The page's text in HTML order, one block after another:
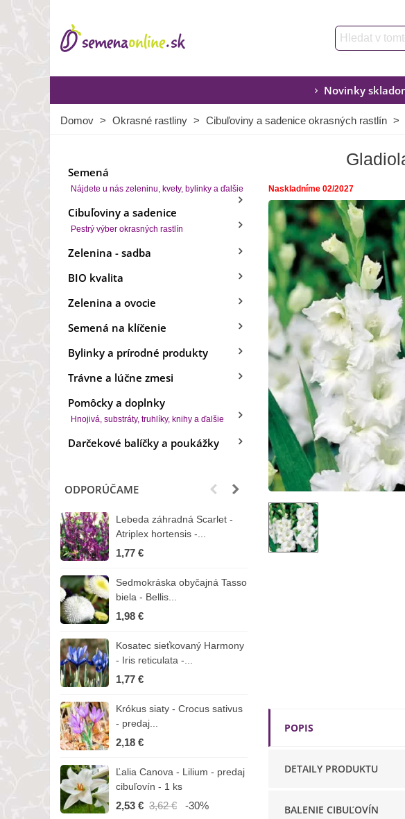
Novinky
Domov > Okrasné rastliny > Cibuľoviny a sadenice okrasných rastlín >
Semená
Nájdete u nás zeleninu, kvety, bylinky a ďalšie
Cibuľoviny a sadenice
Pestrý výber okrasných rastlín
Zelenina - sadba
BIO kvalita
Zelenina a ovocie
Semená na klíčenie
Bylinky a prírodné produkty
Trávne a lúčne zmesi
Pomôcky a doplnky
Hnojivá, substráty, truhlíky, knihy a ďalšie
Darčekové balíčky a poukážky
ODPORÚČAME
Lebeda záhradná Scarlet -
Atriplex hortensis -...
1,77 €
Sedmokráska obyčajná Tasso
biela - Bellis...
1,98 €
Kosatec sieťkovaný Harmony
- Iris reticulata -...
1,77 €
Krókus siaty - Crocus sativus
- predaj...
2,18 €
Ľalia Canova - Lilium - predaj
cibuľovín - 1 ks
2,53 € 3,62 € -30%
BIO Kaleráb Dyna -
oleracea var....
3,55 €
Cichorium intybus -
Sedmokráska obyčajná
1,57 €
Naskladníme 02/2027
POPIS
DETAILY PRODUKTU
BALENIE CIBUĽOVÍN